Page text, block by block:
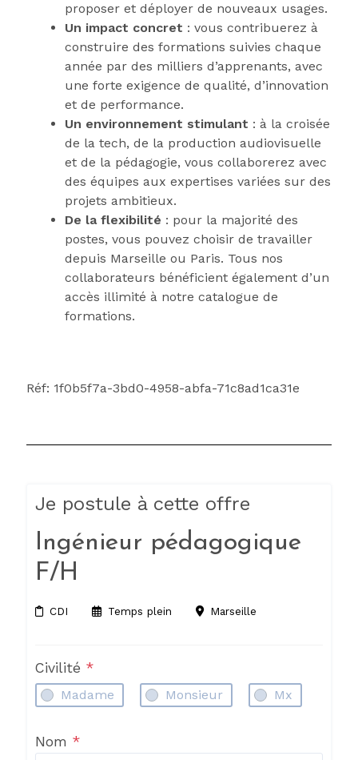
proposer et déployer de nouveaux usages.
Un impact concret : vous contribuerez à
construire des formations suivies chaque
année par des milliers d’apprenants, avec
une forte exigence de qualité, d’innovation
et de performance.
Un environnement stimulant : à la croisée
de la tech, de la production audiovisuelle
et de la pédagogie, vous collaborerez avec
des équipes aux expertises variées sur des
projets ambitieux.
De la flexibilité : pour la majorité des
postes, vous pouvez choisir de travailler
depuis Marseille ou Paris. Tous nos
collaborateurs bénéficient également d’un
accès illimité à notre catalogue de
formations.
Réf: 1f0b5f7a-3bd0-4958-abfa-71c8ad1ca31e
Je postule à cette offre
Ingénieur pédagogique
F/H
CDI Temps plein Marseille
Civilité *
Madame Monsieur Mx
Nom *